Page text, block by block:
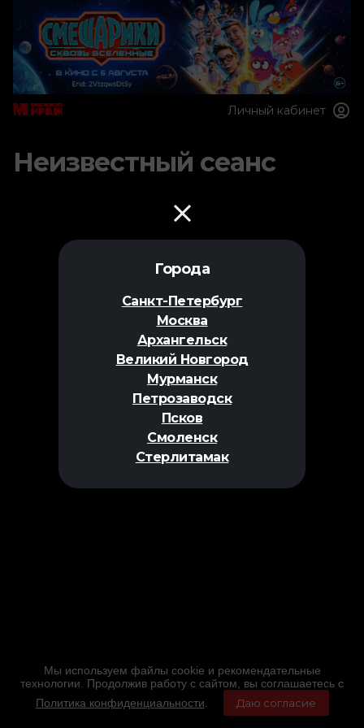
Города
Санкт-Петербург
Москва
Архангельск
Великий Новгород
Мурманск
Петрозаводск
Псков
Смоленск
Стерлитамак
Личный кабинет
Неизвестный сеанс
Мы используем файлы cookie и рекомендательные
технологии. Продолжив работу с сайтом, вы соглашаетесь с
Политика конфиденциальности
Даю согласие